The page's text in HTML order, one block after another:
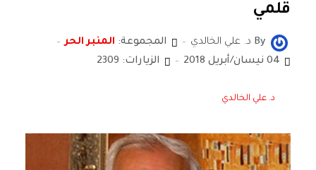
قلمي
By د. علي الخالدي المجموعة: المنبر الحر
04 نيسان/أبريل 2018
الزيارات: 2309
د. علي الخالدي